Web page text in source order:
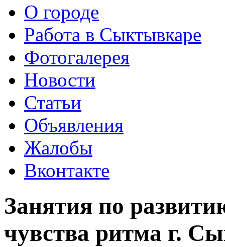
О городе
Работа в Сыктывкаре
Фотогалерея
Новости
Статьи
Объявления
Жалобы
Вконтакте
Занятия по
чувства ритма г.